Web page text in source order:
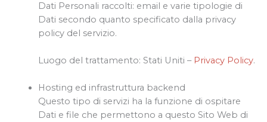
Dati Personali raccolti: email e varie tipologie di
Dati secondo quanto specificato dalla privacy
policy del servizio.
Luogo del trattamento: Stati Uniti – Privacy Policy.
Hosting ed infrastruttura backend
Questo tipo di servizi ha la funzione di ospitare
Dati e file che permettono a questo Sito Web di